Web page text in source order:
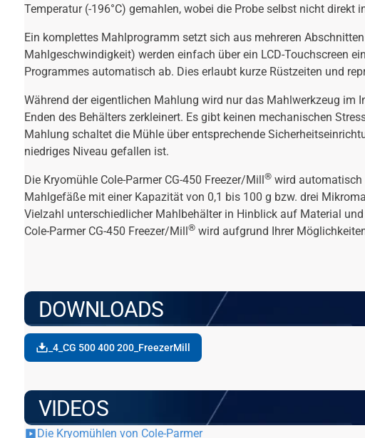
Temperatur (-196°C) gemahlen, wobei die Probe selbst nicht
Ein komplettes Mahlprogramm setzt sich aus mehreren
Mahlgeschwindigkeit) werden einfach über ein LCD-Touchscreen
Programmes automatisch ab. Dies erlaubt kurze Rüstzeiten und
Während der eigentlichen Mahlung wird nur das Mahlwerkzeug im
Enden des Behälters zerkleinert. Es gibt keinen mechanischen
Mahlung schaltet die Mühle über entsprechende
niedriges Niveau gefallen ist.
Die Kryomühle Cole-Parmer CG-450 Freezer/Mill®wird automatisch
Mahlgefäße mit einer Kapazität von 0,1 bis 100 g bzw. drei
Vielzahl unterschiedlicher Mahlbehälter in Hinblick auf Material
Cole-Parmer CG-450 Freezer/Mill®wird aufgrund Ihrer
DOWNLOADS
_4_CG 500 400 200_FreezerMill
VIDEOS
Die Kryomühlen von Cole-Parmer